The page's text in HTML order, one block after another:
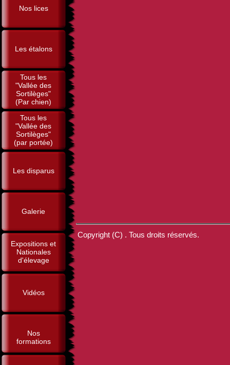
Nos lices
Les étalons
Tous les
"Vallée des
Sortilèges"
(Par chien)
Tous les
"Vallée des
Sortilèges"
(par portée)
Les disparus
Galerie
Expositions et
Nationales
d'élevage
Vidéos
Nos
formations
Copyright (C) . Tous droits réservés.